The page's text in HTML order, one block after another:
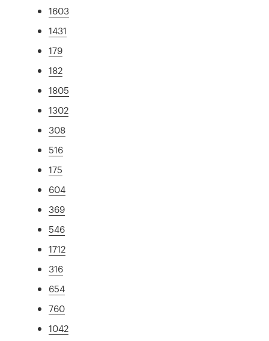
1603
1431
179
182
1805
1302
308
516
175
604
369
546
1712
316
654
760
1042